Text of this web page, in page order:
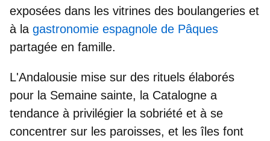
exposées dans les vitrines des boulangeries et
à la gastronomie espagnole de Pâques
partagée en famille.
L'Andalousie mise sur des rituels élaborés
pour la Semaine sainte, la Catalogne a
tendance à privilégier la sobriété et à se
concentrer sur les paroisses, et les îles font